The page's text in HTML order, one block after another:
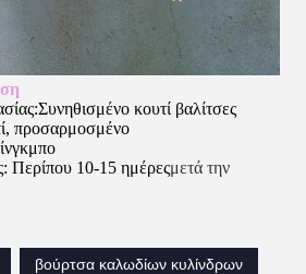
κουτί βαλίτσες
προσαρμοσμένο
Περίπου 10-15 ημέρεςμετά την
βούρτσα καλωδίων κυλίνδρων